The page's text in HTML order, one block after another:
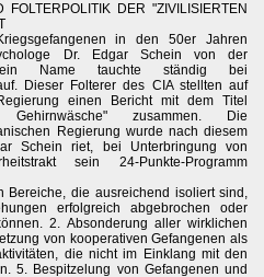
DER "ZIVILISIERTEN
in den 50er Jahren
Dr. Edgar Schein von der
Name tauchte ständig bei
Dieser Folterer des CIA stellten auf
einen Bericht mit dem Titel
zusammen. Die
Regierung wurde nach diesem
Schein riet, bei Unterbringung von
sein 24-Punkte-Programm
Bereiche, die ausreichend isoliert sind,
erfolgreich abgebrochen oder
2. Absonderung aller wirklichen
von kooperativen Gefangenen als
die nicht im Einklang mit den
5. Bespitzelung von Gefangenen und